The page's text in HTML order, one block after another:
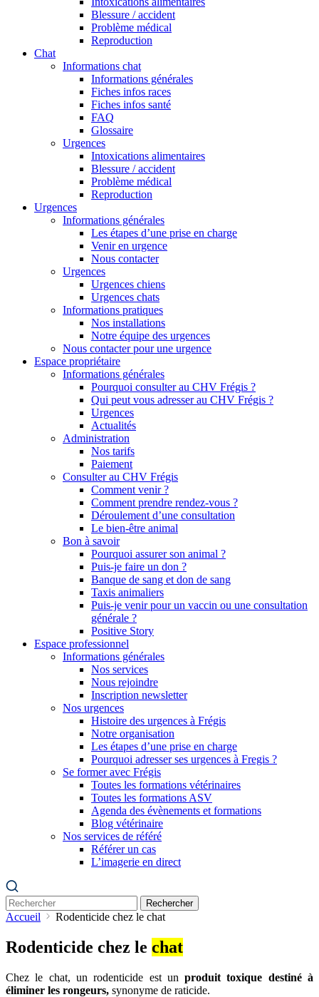
Blessure / accident
Problème médical
Reproduction
Chat
Informations chat
Informations générales
Fiches infos races
Fiches infos santé
FAQ
Glossaire
Urgences
Intoxications alimentaires
Blessure / accident
Problème médical
Reproduction
Urgences
Informations générales
Les étapes d’une prise en charge
Venir en urgence
Nous contacter
Urgences
Urgences chiens
Urgences chats
Informations pratiques
Nos installations
Notre équipe des urgences
Nous contacter pour une urgence
Espace propriétaire
Informations générales
Pourquoi consulter au CHV Frégis ?
Qui peut vous adresser au CHV Frégis ?
Urgences
Actualités
Administration
Nos tarifs
Paiement
Consulter au CHV Frégis
Comment venir ?
Comment prendre rendez-vous ?
Déroulement d’une consultation
Le bien-être animal
Bon à savoir
Pourquoi assurer son animal ?
Puis-je faire un don ?
Banque de sang et don de sang
Taxis animaliers
Puis-je venir pour un vaccin ou une consultation
générale ?
Positive Story
Espace professionnel
Informations générales
Nos services
Nous rejoindre
Inscription newsletter
Nos urgences
Histoire des urgences à Frégis
Notre organisation
Les étapes d’une prise en charge
Pourquoi adresser ses urgences à Fregis ?
Se former avec Frégis
Toutes les formations vétérinaires
Toutes les formations ASV
Agenda des évènements et formations
Blog vétérinaire
Nos services de référé
Référer un cas
L’imagerie en direct
Rechercher
Accueil Rodenticide chez le chat
Rodenticide chez le chat
Chez le chat, un rodenticide est un produit toxique destiné à
éliminer les rongeurs, synonyme de raticide.